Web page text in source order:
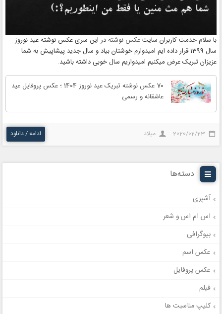
با سلام خدمت کاربران سایت عکس نوشته در این سری عکس نوشته عید نوروز
سال 1399 قرار داده ایم امیدوارم خوشتان بیاد و سال جدید پیشاپیش به شما
عزیزان تبریک عرض میکنیم امیدواریم سال خوبی داشته باشید.
70 عکس نوشته تبریک عید نوروز 1404 ؛ عکس پروفایل عید
عاشقانه و رسمی
2020/02/23 میلاد ادامه / دانلود
دسته‌ها
آشپزی
اس ام اس و شعر
بیوگرافی
عکس اسم
عکس پروفایل
فیلم
کلیپ مناسبت ها